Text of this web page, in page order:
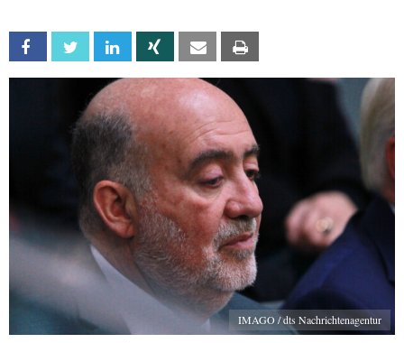
Facebook Twitter Linkedin Xing Email
IMAGO / dts Nachrichtenagentur